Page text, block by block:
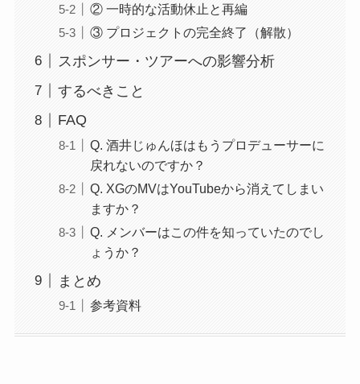
② 一時的な活動休止と再編
③ プロジェクトの完全終了（解散）
スポンサー・ツアーへの影響分析
するべきこと
FAQ
Q. 酒井じゅんほはもうプロデューサーに
戻れないのですか？
Q. XGのMVはYouTubeから消えてしまい
ますか？
Q. メンバーはこの件を知っていたのでし
ょうか？
まとめ
参考資料